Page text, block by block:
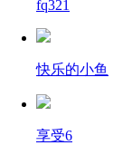
fq321
快乐的小鱼
享受6